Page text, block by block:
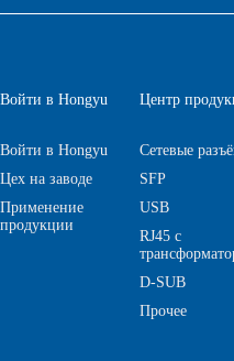
Войти в Hongyu
Войти в Hongyu
Цех на заводе
Применение
продукции
Центр
Сетевые
SFP
USB
RJ45 с
D-SUB
Прочее